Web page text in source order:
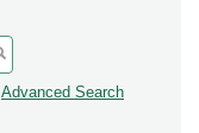
Advanced Search